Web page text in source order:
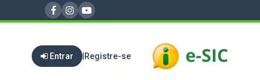
Entrar | Registre-se